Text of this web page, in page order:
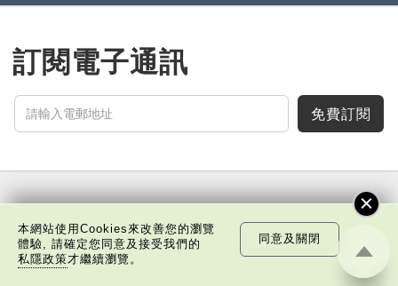
訂閱電子通訊
免費訂閱
文化精華 焦點縱覽 名家觀點 國情專題
本網站使用Cookies來改善您的瀏覽
體驗, 請確定您同意及接受我們的
私隱政策才繼續瀏覽。
同意及關閉